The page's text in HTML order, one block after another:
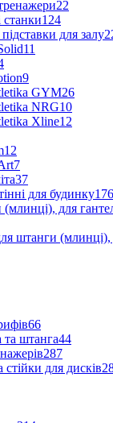
22
станки124
для залу
11
9
GYM26
NRG10
Xline12
12
7
37
для будинку176
для
штанги (млинці),
66
штанга44
287
стійки для дисків